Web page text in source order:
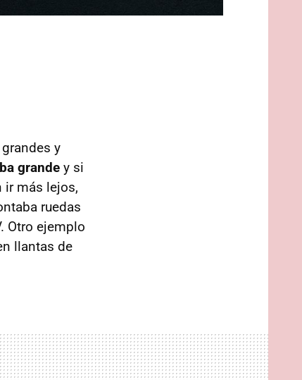
y
grande y si
ir más lejos,
ruedas
Otro ejemplo
llantas de